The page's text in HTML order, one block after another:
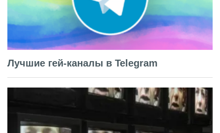
Лучшие гей-каналы в Telegram